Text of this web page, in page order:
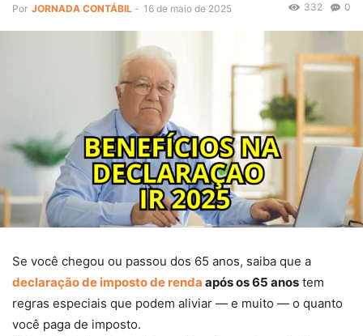
Por JORNADA CONTÁBIL - 16 de maio de 2025 0
332
Se você chegou ou passou dos 65 anos, saiba que a
declaração de imposto de renda após os 65 anos tem
regras especiais que podem aliviar — e muito — o quanto
você paga de imposto.